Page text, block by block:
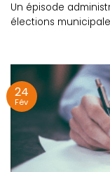
Un épisode
élections
24
Fév